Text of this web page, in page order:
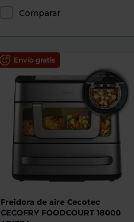
Comparar
Envío gratis
Freidora de aire Cecotec
CECOFRY FOODCOURT 18000